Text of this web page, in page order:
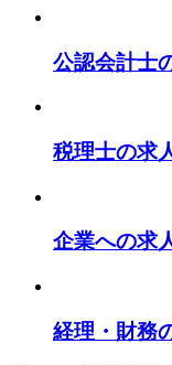
公認会計士
税理士の求
企業への求
経理・財務